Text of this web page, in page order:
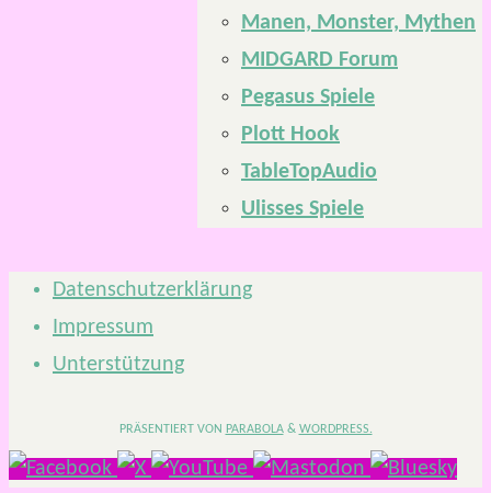
Manen, Monster, Mythen
MIDGARD Forum
Pegasus Spiele
Plott Hook
TableTopAudio
Ulisses Spiele
Datenschutzerklärung
Impressum
Unterstützung
PRÄSENTIERT VON PARABOLA& WORDPRESS.